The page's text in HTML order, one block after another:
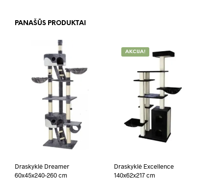
PANAŠŪS PRODUKTAI
Draskyklė Dreamer
60x45x240-260 cm
AKCIJA!
Draskyklė Excellence
140x62x217 cm